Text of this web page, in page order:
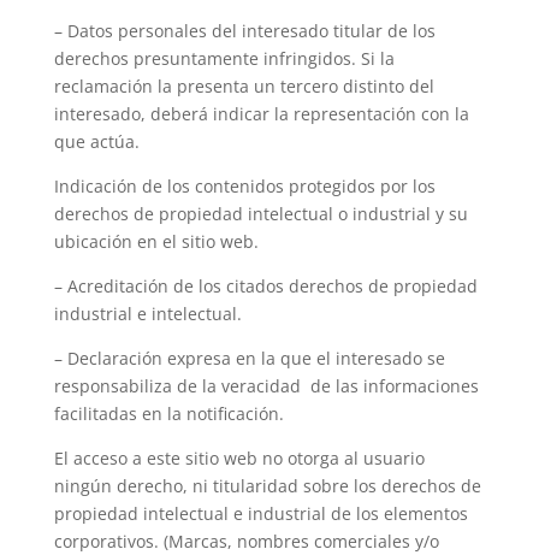
– Datos personales del interesado titular de los
derechos presuntamente infringidos. Si la
reclamación la presenta un tercero distinto del
interesado, deberá indicar la representación con la
que actúa.
Indicación de los contenidos protegidos por los
derechos de propiedad intelectual o industrial y su
ubicación en el sitio web.
– Acreditación de los citados derechos de propiedad
industrial e intelectual.
– Declaración expresa en la que el interesado se
responsabiliza de la veracidad de las informaciones
facilitadas en la notificación.
El acceso a este sitio web no otorga al usuario
ningún derecho, ni titularidad sobre los derechos de
propiedad intelectual e industrial de los elementos
corporativos. (Marcas, nombres comerciales y/o